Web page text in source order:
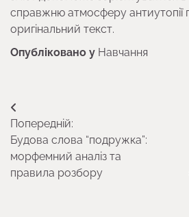
справжню атмосферу
оригінальний текст.
Опубліковано у Навчання
Навігація
записів
Попередній:
Будова слова “подружка”:
морфемний аналіз та
правила розбору